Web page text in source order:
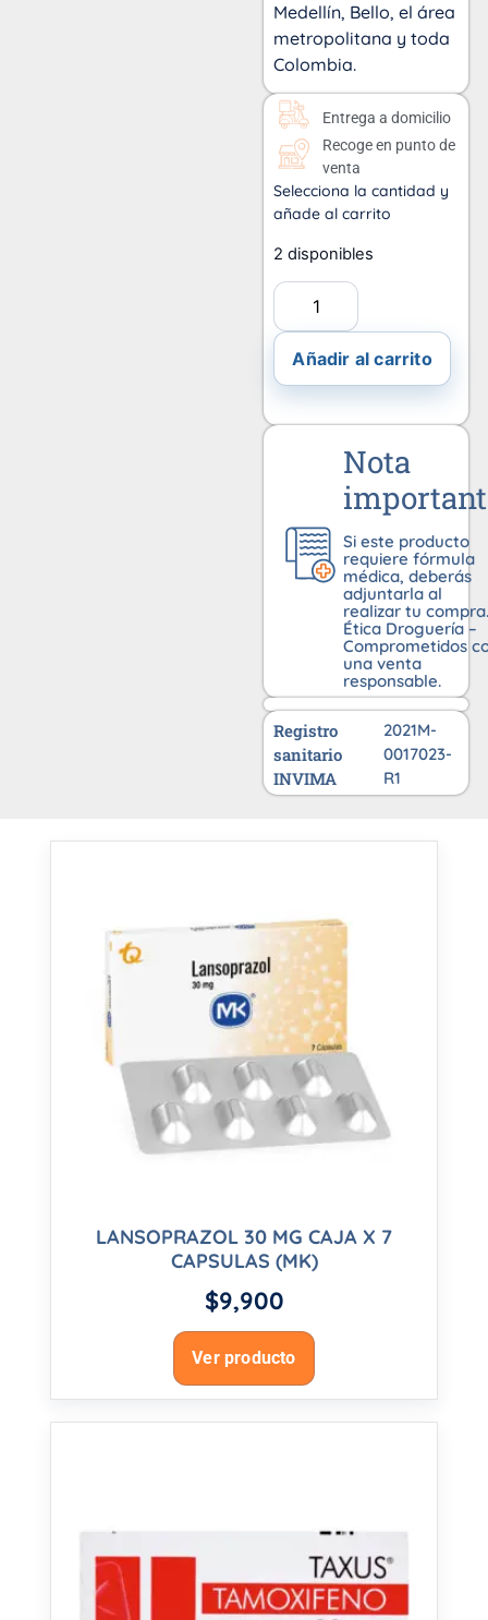
Medellín, Bello, el área
metropolitana y toda
Colombia.
Entrega a domicilio
Recoge en punto de
venta
Selecciona la cantidad y
añade al carrito
2 disponibles
Añadir al carrito
Nota
Si este producto
requiere fórmula
médica, deberás
adjuntarla al
realizar tu compra.
Ética Droguería –
Comprometidos
una venta
responsable.
Registro
sanitario
INVIMA
2021M-
0017023-
R1
LANSOPRAZOL 30 MG CAJA X 7
CAPSULAS (MK)
$9,900
Ver producto